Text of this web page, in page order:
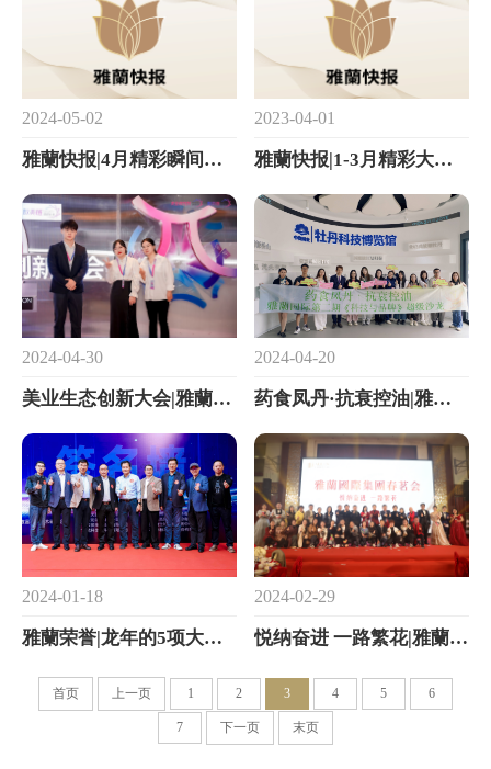
2024-05-02
雅蘭快报|4月精彩瞬间，每一帧都值得纪念
2023-04-01
雅蘭快报|1-3月精彩大放送，不看你就out了！
2024-04-30
美业生态创新大会|雅蘭国际荣获数智生态创新伙伴奖
2024-04-20
药食凤丹·抗衰控油|雅蘭国际第二期《科技与品牌》超级沙龙圆满落幕
2024-01-18
雅蘭荣誉|龙年的5项大奖，来自他们
2024-02-29
悦纳奋进 一路繁花|雅蘭國際2024春茗会圆满落幕
首页 上一页 1 2 3 4 5 6
7 下一页 末页